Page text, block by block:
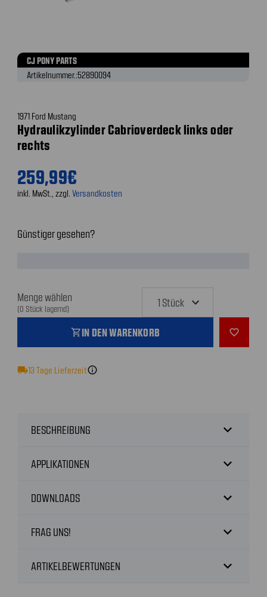
CJ PONY PARTS
Artikelnummer.:52890094
1971 Ford Mustang
Hydraulikzylinder Cabrioverdeck links oder
rechts
259,99€
inkl. MwSt., zzgl. Versandkosten
Günstiger gesehen?
Menge wählen
(0 Stück lagernd)
shopping_cartIN DEN WARENKORB favorite_outline
local_shipping13 Tage Lieferzeitinfo
BESCHREIBUNG expand_more
APPLIKATIONEN expand_more
DOWNLOADS expand_more
FRAG UNS! expand_more
ARTIKELBEWERTUNGEN expand_more